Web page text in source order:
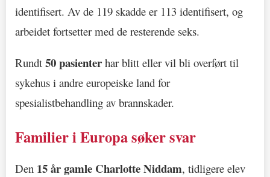
identifisert. Av de 119 skadde er 113 identifisert, og
arbeidet fortsetter med de resterende seks.
Rundt 50 pasienter har blitt eller vil bli overført til
sykehus i andre europeiske land for
spesialistbehandling av brannskader.
Familier i Europa søker svar
Den 15 år gamle Charlotte Niddam, tidligere elev